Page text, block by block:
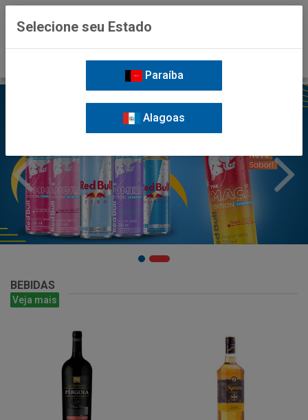
BEBIDAS
Veja mais
Selecione seu Estado
Paraíba
Alagoas